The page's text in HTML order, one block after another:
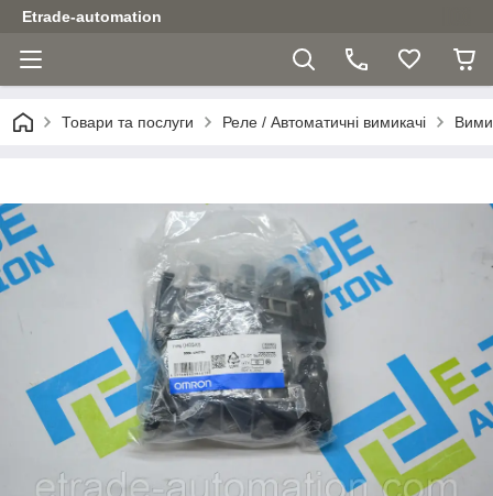
Etrade-automation
Товари та послуги Реле / Автоматичні вимикачі